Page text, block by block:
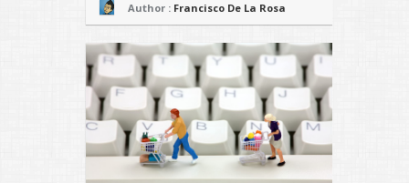
Author : Francisco De La Rosa